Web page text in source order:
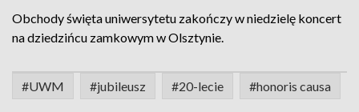
Obchody święta uniwersytetu zakończy w niedzielę koncert
na dziedzińcu zamkowym w Olsztynie.
#UWM #jubileusz #20-lecie #honoris causa